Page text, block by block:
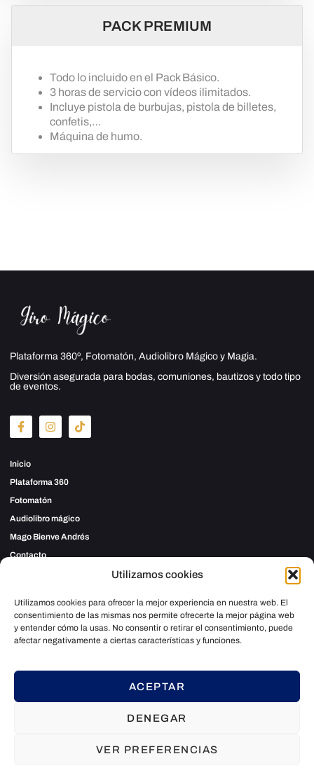
Utilizamos cookies
Utilizamos cookies para ofrecer la mejor experiencia en nuestra web. El
consentimiento de las mismas nos permite ofrecerte la mejor página web
y entender cómo la usas. No consentir o retirar el consentimiento, puede
afectar negativamente a ciertas características y funciones.
ACEPTAR
DENEGAR
VER PREFERENCIAS
PACK PREMIUM
Todo lo incluido en el Pack Básico.
3 horas de servicio con vídeos ilimitados.
Incluye pistola de burbujas, pistola de billetes,
confetis,…
Máquina de humo.
Plataforma 360º, Fotomatón, Audiolibro Mágico y Magia.
Diversión asegurada para bodas, comuniones, bautizos y todo tipo
de eventos.
Inicio
Plataforma 360
Fotomatón
Audiolibro mágico
Mago Bienve Andrés
Contacto
TELÉFONO
642 89 03 59
info@giromagico.com